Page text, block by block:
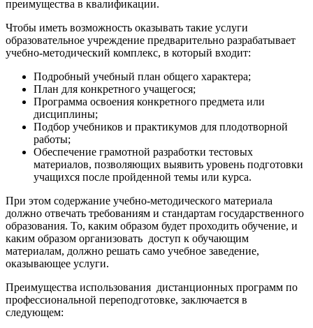
преимущества в квалификации.
Чтобы иметь возможность оказывать такие услуги
образовательное учреждение предварительно разрабатывает
учебно-методический комплекс, в который входит:
Подробный учебный план общего характера;
План для конкретного учащегося;
Программа освоения конкретного предмета или
дисциплины;
Подбор учебников и практикумов для плодотворной
работы;
Обеспечение грамотной разработки тестовых
материалов, позволяющих выявить уровень подготовки
учащихся после пройденной темы или курса.
При этом содержание учебно-методического материала
должно отвечать требованиям и стандартам государственного
образования. То, каким образом будет проходить обучение, и
каким образом организовать доступ к обучающим
материалам, должно решать само учебное заведение,
оказывающее услуги.
Преимущества использования дистанционных программ по
профессиональной переподготовке, заключается в
следующем: